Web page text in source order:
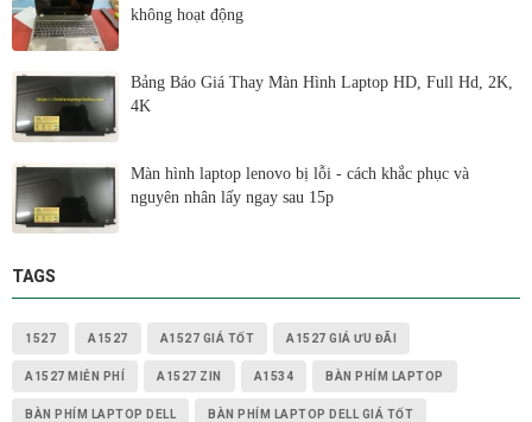
không hoạt động
Bảng Báo Giá Thay Màn Hình Laptop HD, Full Hd, 2K,
4K
Màn hình laptop lenovo bị lỗi - cách khắc phục và
nguyên nhân lấy ngay sau 15p
TAGS
1527 A1527 A1527 GIÁ TỐT A1527 GIÁ ƯU ĐÃI
A1527 MIỄN PHÍ A1527 ZIN A1534 BÀN PHÍM LAPTOP
BÀN PHÍM LAPTOP DELL BÀN PHÍM LAPTOP DELL GIÁ TỐT